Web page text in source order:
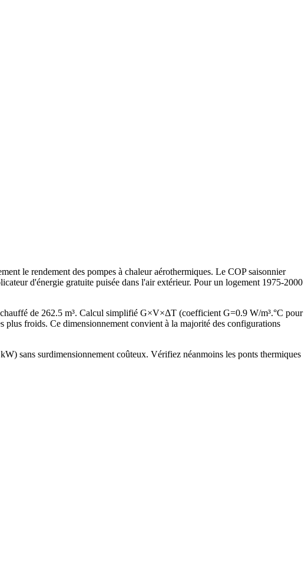
le rendement des pompes à chaleur aérothermiques. Le COP saisonnier
d'énergie gratuite puisée dans l'air extérieur. Pour un logement 1975-2000
de 262.5 m³. Calcul simplifié G×V×ΔT (coefficient G=0.9 W/m³.°C pour
froids. Ce dimensionnement convient à la majorité des configurations
sans surdimensionnement coûteux. Vérifiez néanmoins les ponts thermiques